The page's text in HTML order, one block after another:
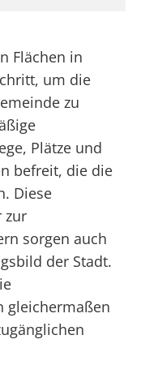
Flächen in
um die
zu
Plätze und
befreit, die die
Diese
zur
sorgen auch
der Stadt.
gleichermaßen